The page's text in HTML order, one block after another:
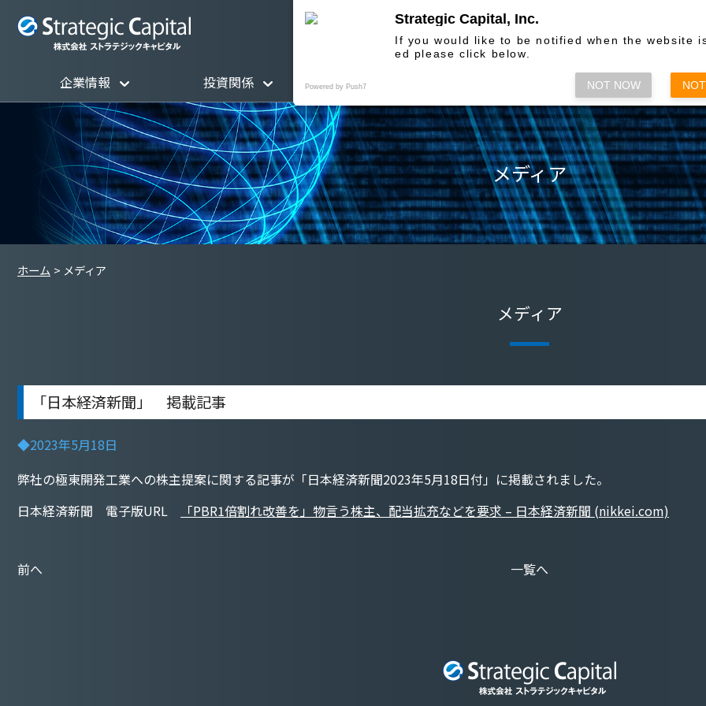
お問い合わせ
企業情報 投資関係 株主総会関係 各種
メディア
ホーム メディア
メディア
「日本経済新聞」 掲載記事
◆2023年5月18日
弊社の極東開発工業への株主提案に関する記事が「日本経済新聞2023年5月18日付」に掲載されました。
日本経済新聞 電子版URL
「PBR1倍割れ改善を」物言う株主、配当拡充などを要求 – 日本経済新聞 (nikkei.com)
前へ 一覧へ
Strategic Capital, Inc.
If you would like to be notified when the website
ed please click below.
Powered by Push7 NOT NOW